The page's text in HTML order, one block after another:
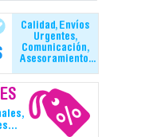
Calidad, Envíos
Urgentes,
Comunicación,
Asesoramiento...